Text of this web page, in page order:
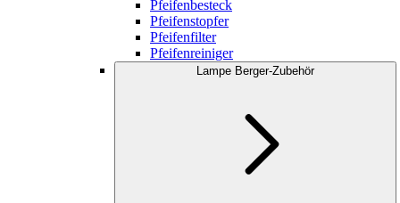
Pfeifenbesteck
Pfeifenstopfer
Pfeifenfilter
Pfeifenreiniger
Lampe Berger-Zubehör